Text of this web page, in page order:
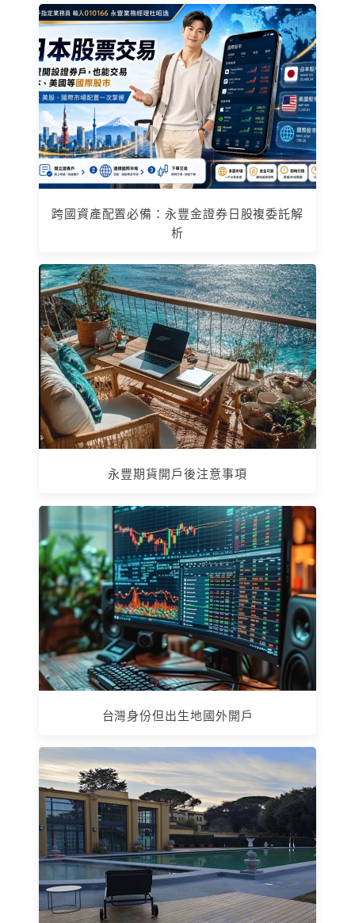
跨國資產配置必備：永豐金證券日股複委託解
析
永豐期貨開戶後注意事項
台灣身份但出生地國外開戶